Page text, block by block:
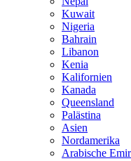
Kuwait
Nigeria
Bahrain
Libanon
Kenia
Kalifornien
Kanada
Queensland
Palästina
Asien
Nordamerika
Arabische